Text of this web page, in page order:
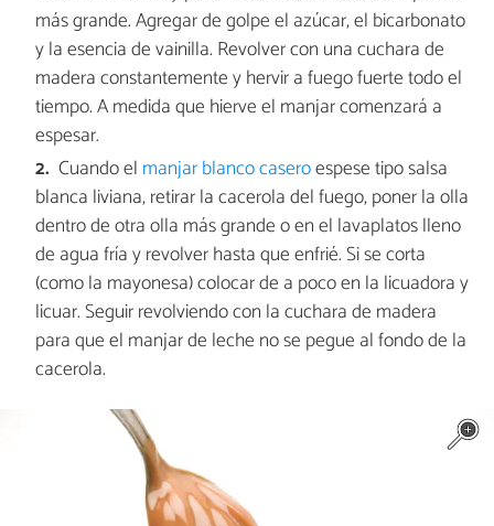
más grande. Agregar de golpe el azúcar, el bicarbonato
y la esencia de vainilla. Revolver con una cuchara de
madera constantemente y hervir a fuego fuerte todo el
tiempo. A medida que hierve el manjar comenzará a
espesar.
Cuando el manjar blanco caseroespese tipo salsa
blanca liviana, retirar la cacerola del fuego, poner la olla
dentro de otra olla más grande o en el lavaplatos lleno
de agua fría y revolver hasta que enfrié. Si se corta
(como la mayonesa) colocar de a poco en la licuadora y
licuar. Seguir revolviendo con la cuchara de madera
para que el manjar de leche no se pegue al fondo de la
cacerola.